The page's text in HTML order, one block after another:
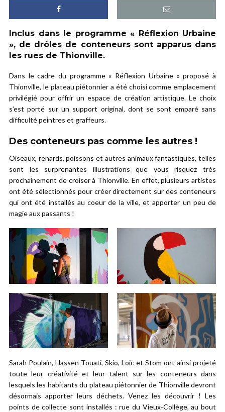
Inclus dans le programme « Réflexion Urbaine
», de drôles de conteneurs sont apparus dans
les rues de Thionville.
Dans le cadre du programme « Réflexion Urbaine » proposé à
Thionville, le plateau piétonnier a été choisi comme emplacement
privilégié pour offrir un espace de création artistique. Le choix
s’est porté sur un support original, dont se sont emparé sans
difficulté peintres et graffeurs.
Des conteneurs pas comme les autres !
Oiseaux, renards, poissons et autres animaux fantastiques, telles
sont les surprenantes illustrations que vous risquez très
prochainement de croiser à Thionville. En effet, plusieurs artistes
ont été sélectionnés pour créer directement sur des conteneurs
qui ont été installés au coeur de la ville, et apporter un peu de
magie aux passants !
Sarah Poulain, Hassen Touati, Skio, Loic et Stom ont ainsi projeté
toute leur créativité et leur talent sur les conteneurs dans
lesquels les habitants du plateau piétonnier de Thionville devront
désormais apporter leurs déchets. Venez les découvrir ! Les
points de collecte sont installés : rue du Vieux-Collège, au bout